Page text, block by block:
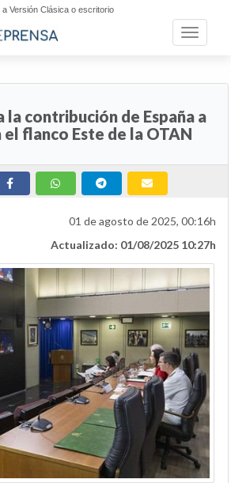
a Versión Clásica o escritorio
Toggle
la contribución de España a
el flanco Este de la OTAN
01 de agosto de 2025, 00:16h
Actualizado: 01/08/2025 10:27h